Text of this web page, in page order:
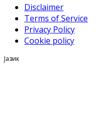
Disclaimer
Terms of Service
Privacy Policy
Cookie policy
Јазик